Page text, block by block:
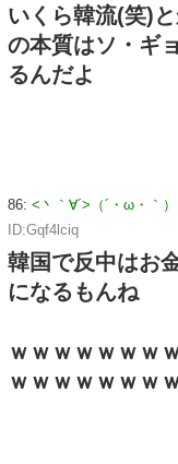
いくら韓流(笑)
の本質はソ・ギ
るんだよ
86: <丶｀∀´>（´・ω・｀
ID:Gqf4lciq
韓国で反中はお
になるもんね
ｗｗｗｗｗｗｗ
ｗｗｗｗｗｗｗ